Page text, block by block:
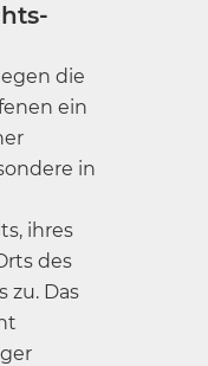
die
ein
in
ihres
des
zu. Das